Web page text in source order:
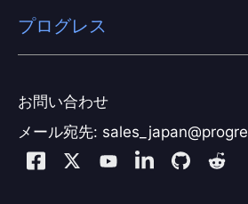
お問い合わせ
メール宛先:
プログレス